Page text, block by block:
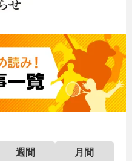
週間
月間